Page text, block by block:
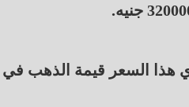
هذا السعر قيمة الذهب في